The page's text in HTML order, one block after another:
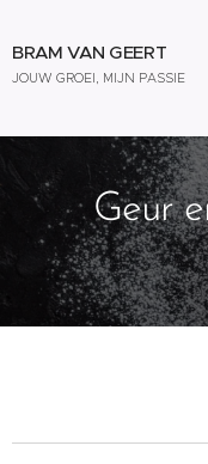
BRAM VAN GEERT
JOUW GROEI, MIJN PASSIE
Geur